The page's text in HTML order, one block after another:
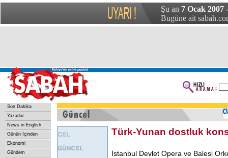
Şu an 7 Ocak 2007
Bugüne ait
Son Dakika
Yazarlar
News in English
Günün İçinden
Ekonomi
Gündem
Türk-Yunan dostluk
İstanbul Devlet Opera ve Balesi